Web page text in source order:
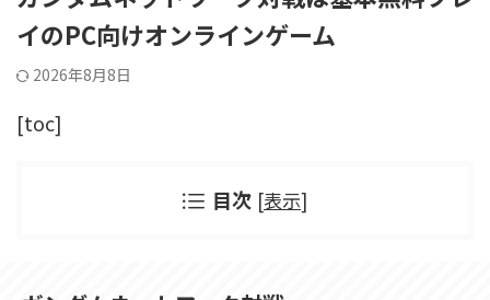
イのPC向けオンラインゲーム
2026年8月8日
[toc]
目次 [表示]